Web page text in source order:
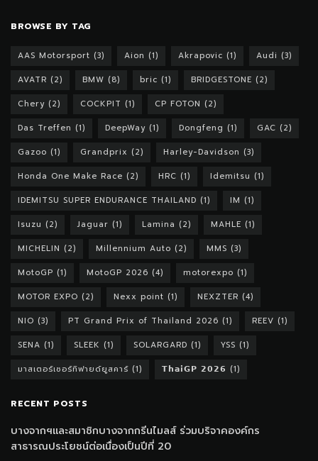
BROWSE BY TAG
AAS Motorsport (3) Aion (1) Akrapovic (1) Audi (3)
AVATR (2) BMW (8) bric (1) BRIDGESTONE (2)
Chery (2) COCKPIT (1) CP FOTON (2)
Das Treffen (1) DeepWay (1) Dongfeng (1) GAC (2)
Gazoo (1) Grandprix (2) Harley-Davidson (3)
Honda One Make Race (2) HRC (1) Idemitsu (1)
IDEMITSU SUPER ENDURANCE THAILAND (1) IM (1)
Isuzu (2) Jaguar (1) Lamina (2) MAHLE (1)
MICHELIN (2) Millennium Auto (2) MMS (3)
MotoGP (1) MotoGP 2026 (4) motorexpo (1)
MOTOR EXPO (2) Nexx point (1) NEXZTER (4)
NIO (3) PT Grand Prix of Thailand 2026 (1) REEV (1)
SENA (1) SLEEK (1) SOLARGARD (1) YSS (1)
มาสเตอร์เซอร์ทิฟายด์ยูสคาร์ (1) 𝗧𝗵𝗮𝗶𝗚𝗣 𝟮𝟬𝟮𝟲 (1)
RECENT POSTS
บางจากฯและสมาชิกบางจากกรีนไมลส์ ร่วมบริจาคองค์กร
สาธารณประโยชน์ต่อเนื่องเป็นปีที่ 20